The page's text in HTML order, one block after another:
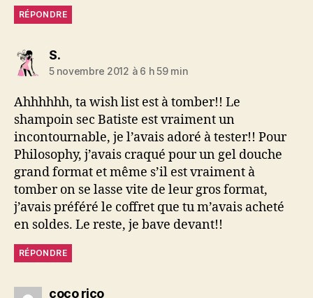
RÉPONDRE
S.dit :
5 novembre 2012 à 6 h 59 min
Ahhhhhh, ta wish list est à tomber!! Le
shampoin sec Batiste est vraiment un
incontournable, je l’avais adoré à tester!! Pour
Philosophy, j’avais craqué pour un gel douche
grand format et même s’il est vraiment à
tomber on se lasse vite de leur gros format,
j’avais préféré le coffret que tu m’avais acheté
en soldes. Le reste, je bave devant!!
RÉPONDRE
coco ricodit :